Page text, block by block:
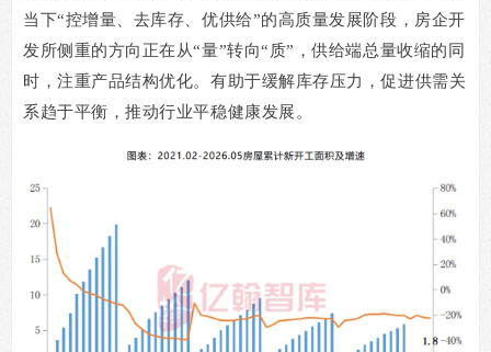
当下“控增量、去库存、优供给”的高质量发展阶段，房企开
发所侧重的方向正在从“量”转向“ 质” ，供给端总量收缩的同
时，注重产品结构优化。有助于缓解库存压力，促进供需关
系趋于平衡，推动行业平稳健康发展。